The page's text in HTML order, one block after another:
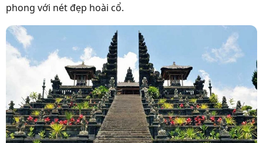
phong với nét đẹp hoài cổ.